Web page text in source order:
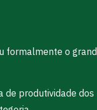
formalmente o
produtividade